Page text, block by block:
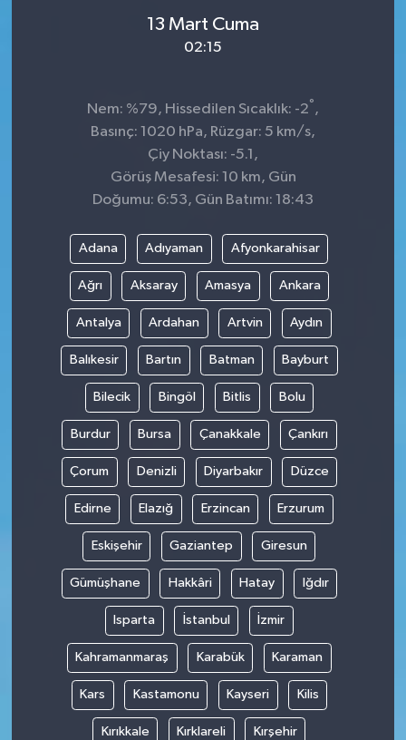
13 Mart Cuma
02:15
Nem: %79, Hissedilen Sıcaklık: -2° ,
Basınç: 1020 hPa, Rüzgar: 5 km/s,
Çiy Noktası: -5.1,
Görüş Mesafesi: 10 km, Gün
Doğumu: 6:53, Gün Batımı: 18:43
Adana Adıyaman Afyonkarahisar
Ağrı Aksaray Amasya Ankara
Antalya Ardahan Artvin Aydın
Balıkesir Bartın Batman Bayburt
Bilecik Bingöl Bitlis Bolu
Burdur Bursa Çanakkale Çankırı
Çorum Denizli Diyarbakır Düzce
Edirne Elazığ Erzincan Erzurum
Eskişehir Gaziantep Giresun
Gümüşhane Hakkâri Hatay Iğdır
Isparta İstanbul İzmir
Kahramanmaraş Karabük Karaman
Kars Kastamonu Kayseri Kilis
Kırıkkale Kırklareli Kırşehir
Sağlık
Son Dakika
Spor
Teknoloji